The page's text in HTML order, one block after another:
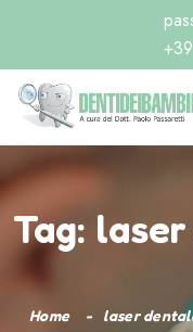
Tag:
Home laser